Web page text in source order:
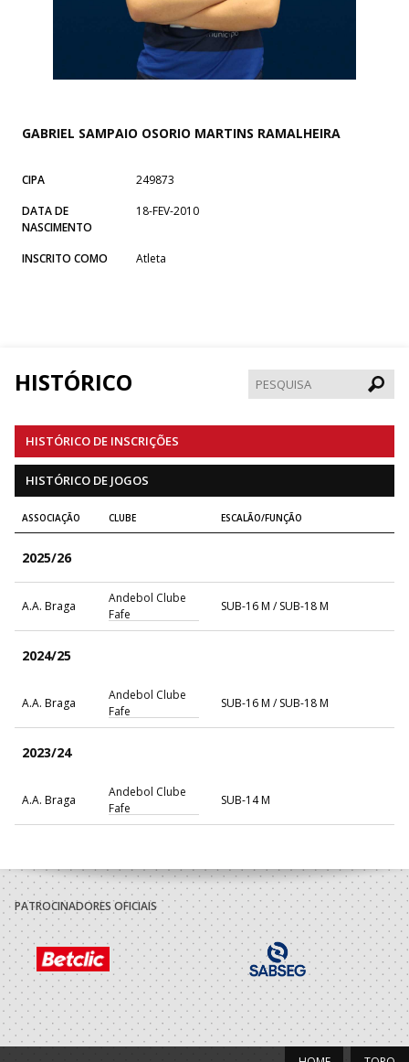
GABRIEL SAMPAIO OSORIO MARTINS RAMALHEIRA
CIPA
249873
DATA DE
NASCIMENTO
18-FEV-2010
INSCRITO COMO Atleta
HISTÓRICO
HISTÓRICO DE INSCRIÇÕES
HISTÓRICO DE JOGOS
ASSOCIAÇÃO CLUBE ESCALÃO/FUNÇÃO
2025/26
A.A. Braga
Andebol Clube
Fafe
SUB-16 M / SUB-18 M
2024/25
A.A. Braga
Andebol Clube
Fafe
SUB-16 M / SUB-18 M
2023/24
A.A. Braga
Andebol Clube
Fafe
SUB-14 M
PATROCINADORES OFICIAIS